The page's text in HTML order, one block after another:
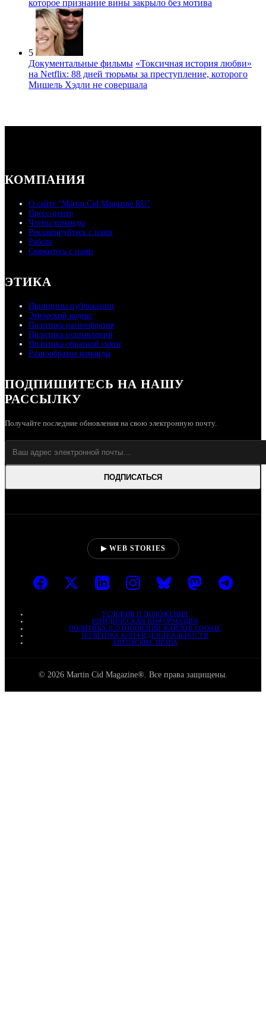
которое признание вины закрыло без мотива
5
Документальные фильмы «Токсичная история любви»
на Netflix: 88 дней тюрьмы за преступление, которого
Мишель Хэдли не совершала
КОМПАНИЯ
О сайте “Martin Cid Magazine RU”
Пресс-центр
Члены команды
Рекламируйтесь с нами
Работа
Свяжитесь с нами
ЭТИКА
Принципы публикации
Этический кодекс
Политика разнообразия
Политика исправлений
Политика обратной связи
Разнообразие команды
ПОДПИШИТЕСЬ НА НАШУ
РАССЫЛКУ
Получайте последние обновления на свою электронную почту.
ПОДПИСАТЬСЯ
▶ WEB STORIES
УСЛОВИЯ И ПОЛОЖЕНИЯ
ЮРИДИЧЕСКАЯ ИНФОРМАЦИЯ
ПОЛИТИКА В ОТНОШЕНИИ ФАЙЛОВ COOKIE
ПОЛИТИКА КОНФИДЕНЦИАЛЬНОСТИ
АВТОРСКИЕ ПРАВА
© 2026 Martin Cid Magazine®. Все права защищены.